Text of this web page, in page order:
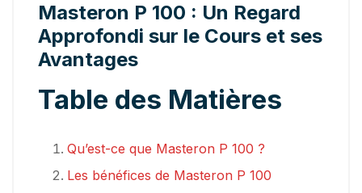
Masteron P 100 : Un Regard
Approfondi sur le Cours et ses
Avantages
Table des Matières
Qu’est-ce que Masteron P 100 ?
Les bénéfices de Masteron P 100